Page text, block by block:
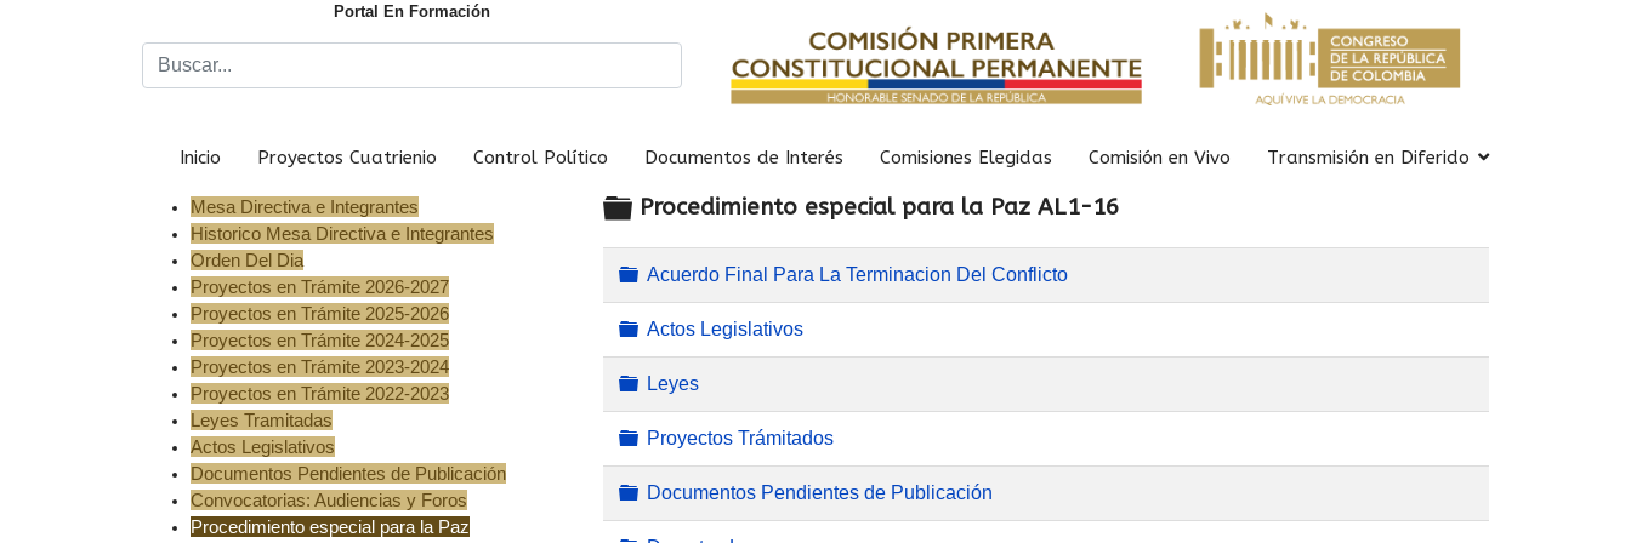
Portal En Formación
Inicio Proyectos Cuatrienio Control Político Documentos de Interés Comisiones Elegidas Comisión en Vivo Transmisión en Diferido
Mesa Directiva e Integrantes
Historico Mesa Directiva e Integrantes
Orden Del Dia
Proyectos en Trámite 2026-2027
Proyectos en Trámite 2025-2026
Proyectos en Trámite 2024-2025
Proyectos en Trámite 2023-2024
Proyectos en Trámite 2022-2023
Leyes Tramitadas
Actos Legislativos
Documentos Pendientes de Publicación
Convocatorias: Audiencias y Foros
Procedimiento especial para la Paz
Carpeta
Procedimiento especial para la Paz AL1-16
Carpeta
Acuerdo Final Para La Terminacion Del Conflicto
Carpeta
Actos Legislativos
Carpeta
Leyes
Carpeta
Proyectos Trámitados
Carpeta
Documentos Pendientes de Publicación